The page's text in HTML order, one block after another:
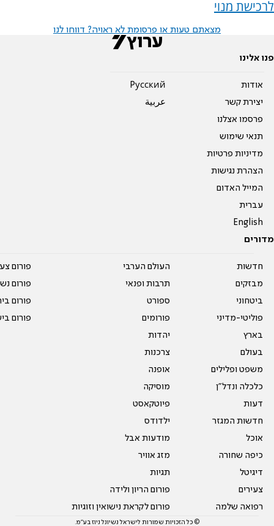
לרכישת מנוי
מצאתם טעות או פרסומת לא ראויה? דווחו לנו
פנו אלינו
אודות
יצירת קשר
פרסמו אצלנו
תנאי שימוש
מדיניות פרטיות
הצהרת נגישות
המייל האדום
עברית
English
Pусский
عربية
מדורים
חדשות
מבזקים
ביטחוני
פוליטי-מדיני
בארץ
בעולם
משפט ופלילים
כלכלה ונדל"ן
דעות
חדשות המגזר
אוכל
כיפה שחורה
דיגיטל
צעירים
רפואה שלמה
העולם הערבי
תרבות ופנאי
ספורט
פורומים
יהדות
צרכנות
אופנה
מוסיקה
פיוטקאסט
ילדודס
מודעות אבל
מזג אוויר
תגיות
פורום הריון ולידה
פורום לקראת נישואין וזוגיות
פורום
פורום
פורום
פורום
© כל הזכויות שמורות לישראל נשיונל ניוז בע"מ.